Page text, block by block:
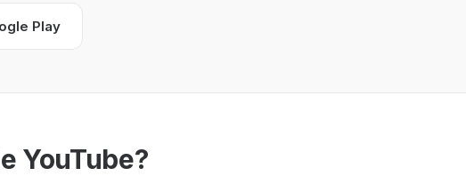
Play
YouTube?